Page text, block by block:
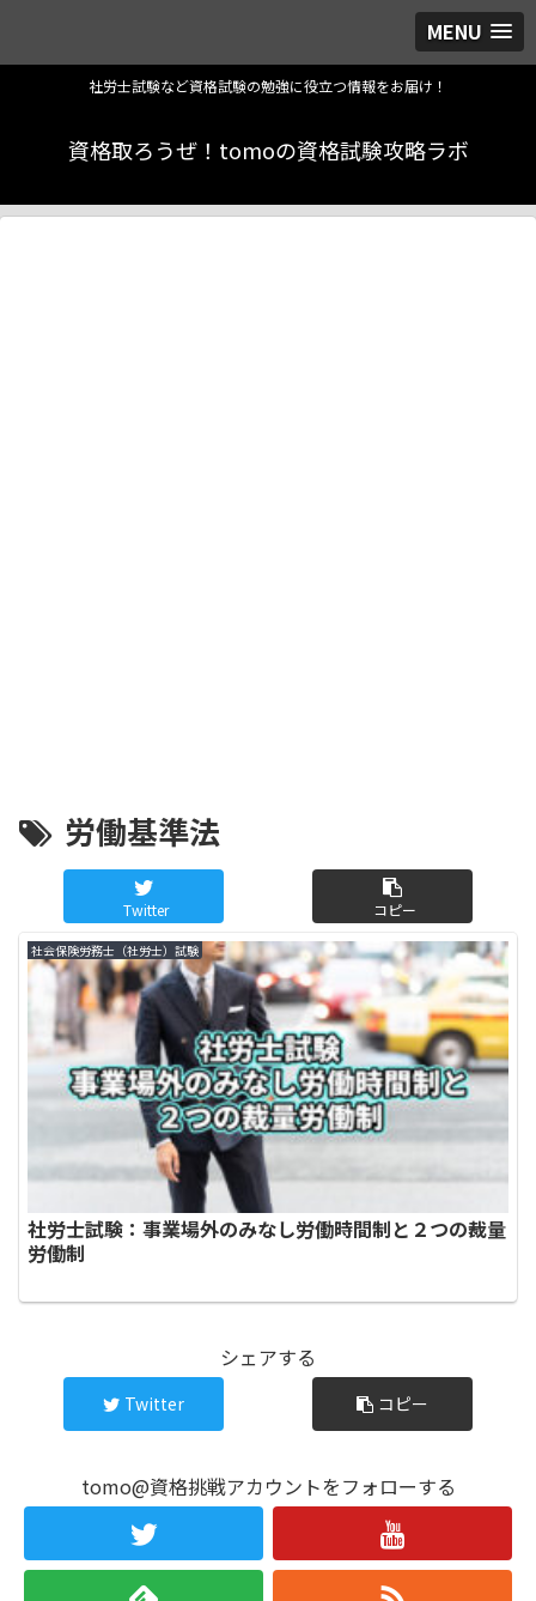
MENU
社労士試験など資格試験の勉強に役立つ情報をお届け！
資格取ろうぜ！tomoの資格試験攻略ラボ
労働基準法
Twitter コピー
社会保険労務士（社労士）試験
社労士試験：事業場外のみなし労働時間制と２つの裁量
労働制
シェアする
Twitter コピー
tomo@資格挑戦アカウントをフォローする